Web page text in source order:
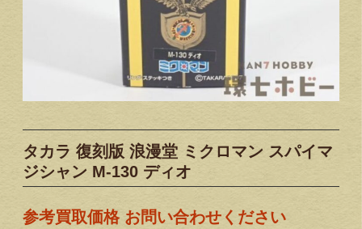
タカラ 復刻版 浪漫堂 ミクロマン スパイマ
ジシャン M-130 ディオ
参考買取価格 お問い合わせください